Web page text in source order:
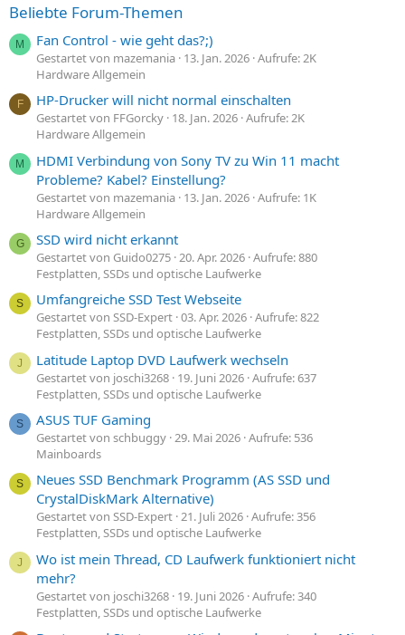
Beliebte Forum-Themen
M Fan Control - wie geht das?;)
Gestartet von mazemania 13. Jan. 2026 Aufrufe: 2K
Hardware Allgemein
F HP-Drucker will nicht normal einschalten
Gestartet von FFGorcky 18. Jan. 2026 Aufrufe: 2K
Hardware Allgemein
M
HDMI Verbindung von Sony TV zu Win 11 macht
Probleme? Kabel? Einstellung?
Gestartet von mazemania 13. Jan. 2026 Aufrufe: 1K
Hardware Allgemein
G SSD wird nicht erkannt
Gestartet von Guido0275 20. Apr. 2026 Aufrufe: 880
Festplatten, SSDs und optische Laufwerke
S Umfangreiche SSD Test Webseite
Gestartet von SSD-Expert 03. Apr. 2026 Aufrufe: 822
Festplatten, SSDs und optische Laufwerke
J Latitude Laptop DVD Laufwerk wechseln
Gestartet von joschi3268 19. Juni 2026 Aufrufe: 637
Festplatten, SSDs und optische Laufwerke
S ASUS TUF Gaming
Gestartet von schbuggy 29. Mai 2026 Aufrufe: 536
Mainboards
S
Neues SSD Benchmark Programm (AS SSD und
CrystalDiskMark Alternative)
Gestartet von SSD-Expert 21. Juli 2026 Aufrufe: 356
Festplatten, SSDs und optische Laufwerke
J
Wo ist mein Thread, CD Laufwerk funktioniert nicht
mehr?
Gestartet von joschi3268 19. Juni 2026 Aufrufe: 340
Festplatten, SSDs und optische Laufwerke